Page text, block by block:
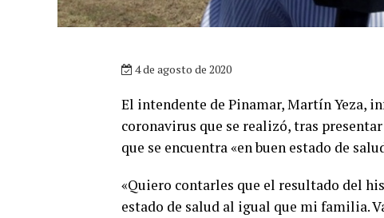
4 de agosto de 2020
El intendente de Pinamar, Martín Yeza,
coronavirus que se realizó, tras
que se encuentra «en buen estado de
«Quiero contarles que el resultado del
estado de salud al igual que mi familia.